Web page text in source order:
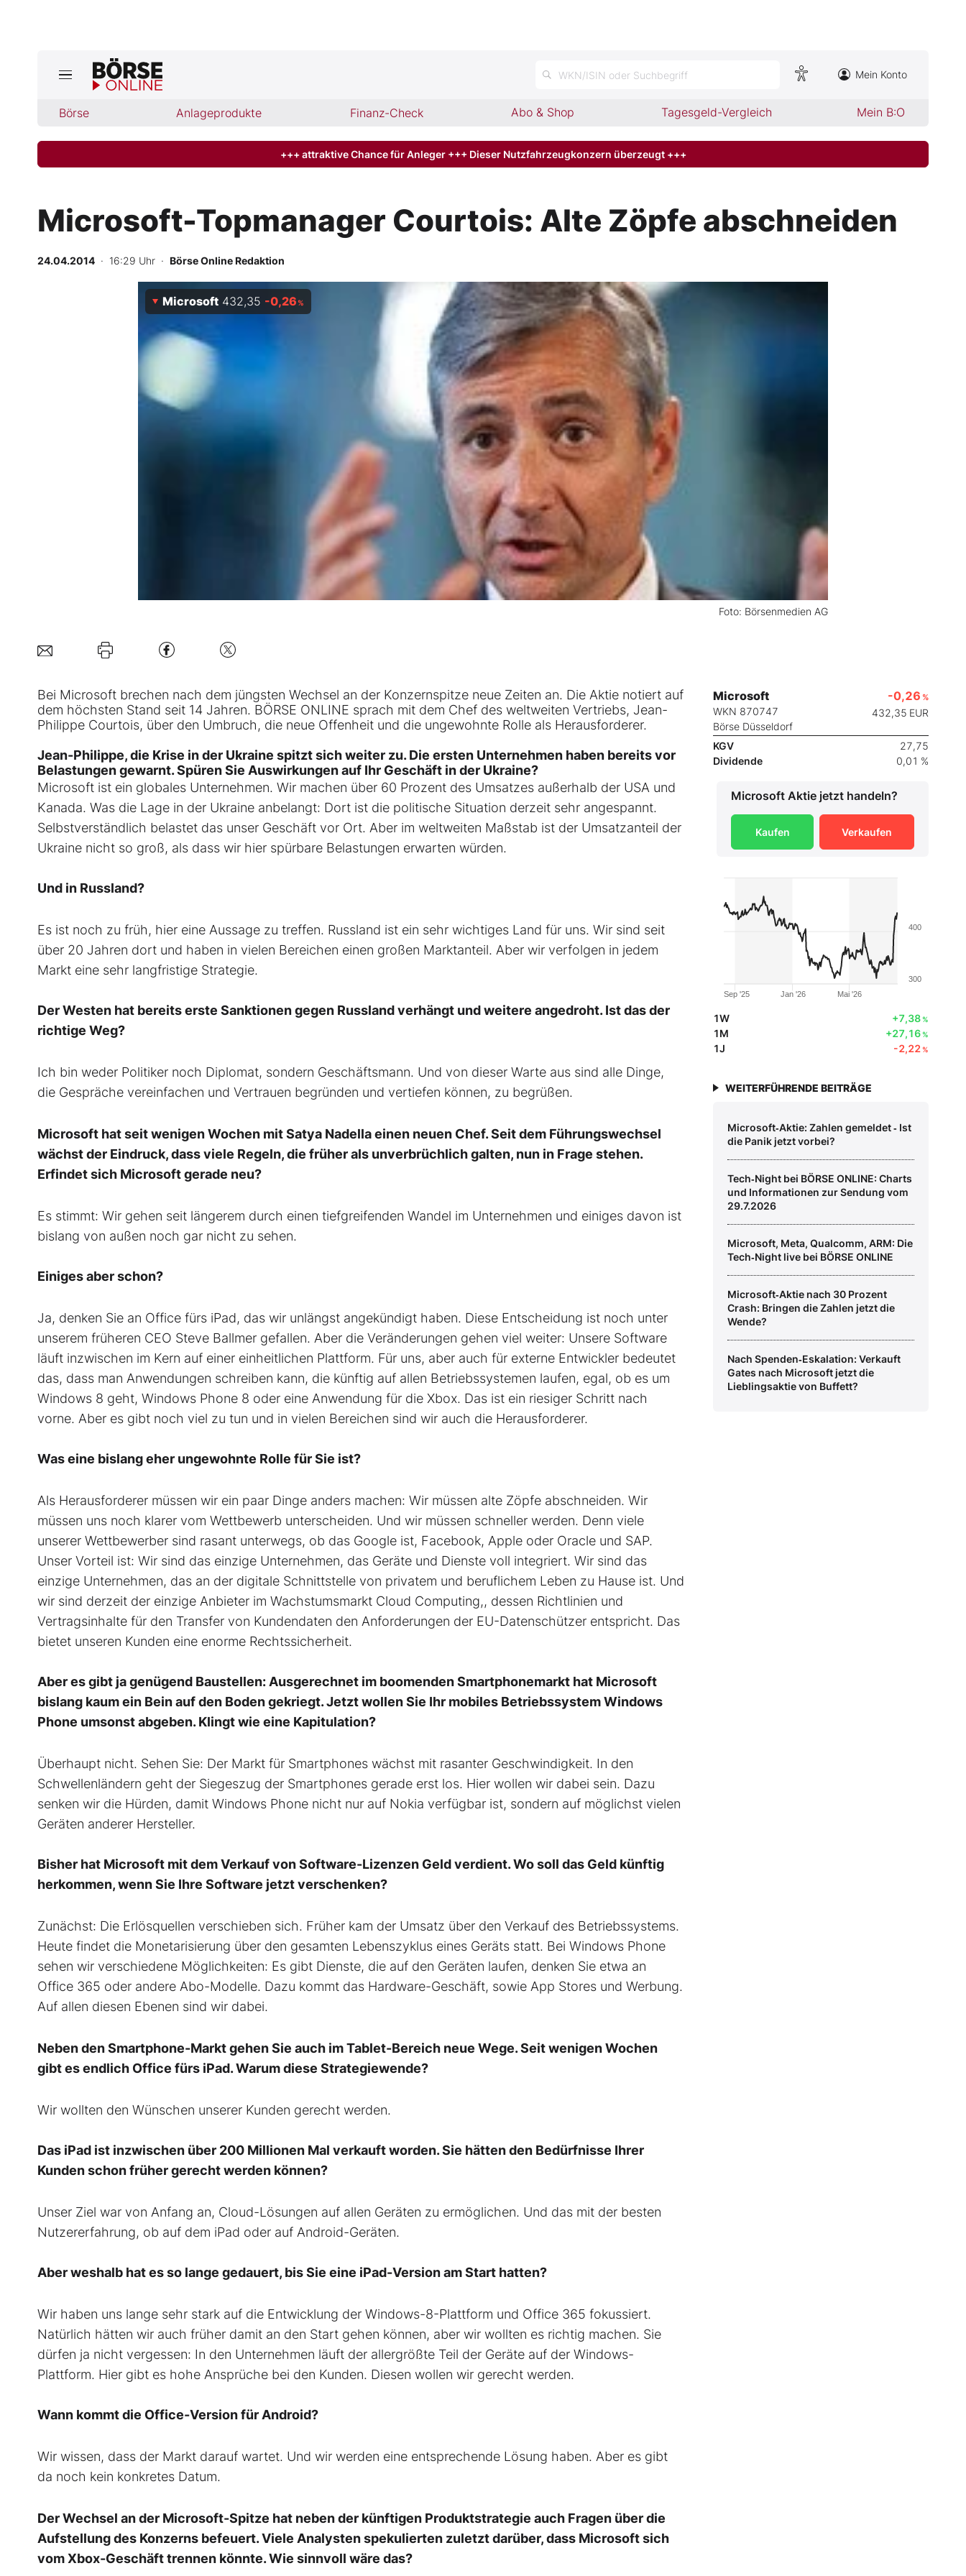
WKN/ISIN oder Suchbegriff Mein Konto
Börse Anlageprodukte Finanz-Check Abo & Shop Tagesgeld-Vergleich Mein B:O
Jetzt aktuelle Ausgabe BÖRSE ONLINE lesen
Finanz-Check
Abo & Shop
BO-Musterdepots
Experten
Mein B:O
+++ attraktive Chance für Anleger +++ Dieser Nutzfahrzeugkonzern überzeugt +++
Microsoft-Topmanager Courtois: Alte Zöpfe abschneiden
24.04.2014 · 16:29 Uhr · Börse Online Redaktion
Foto: Börsenmedien AG
Microsoft 432,35 -0,26%
Bei Microsoft brechen nach dem jüngsten Wechsel an der Konzernspitze neue Zeiten an. Die Aktie notiert auf
dem höchsten Stand seit 14 Jahren. BÖRSE ONLINE sprach mit dem Chef des weltweiten Vertriebs, Jean-
Philippe Courtois, über den Umbruch, die neue Offenheit und die ungewohnte Rolle als Herausforderer.
Jean-Philippe, die Krise in der Ukraine spitzt sich weiter zu. Die ersten Unternehmen haben bereits vor
Belastungen gewarnt. Spüren Sie Auswirkungen auf Ihr Geschäft in der Ukraine?
Microsoft ist ein globales Unternehmen. Wir machen über 60 Prozent des Umsatzes außerhalb der USA und
Kanada. Was die Lage in der Ukraine anbelangt: Dort ist die politische Situation derzeit sehr angespannt.
Selbstverständlich belastet das unser Geschäft vor Ort. Aber im weltweiten Maßstab ist der Umsatzanteil der
Ukraine nicht so groß, als dass wir hier spürbare Belastungen erwarten würden.
Und in Russland?
Es ist noch zu früh, hier eine Aussage zu treffen. Russland ist ein sehr wichtiges Land für uns. Wir sind seit
über 20 Jahren dort und haben in vielen Bereichen einen großen Marktanteil. Aber wir verfolgen in jedem
Markt eine sehr langfristige Strategie.
Der Westen hat bereits erste Sanktionen gegen Russland verhängt und weitere angedroht. Ist das der
richtige Weg?
Ich bin weder Politiker noch Diplomat, sondern Geschäftsmann. Und von dieser Warte aus sind alle Dinge,
die Gespräche vereinfachen und Vertrauen begründen und vertiefen können, zu begrüßen.
Microsoft hat seit wenigen Wochen mit Satya Nadella einen neuen Chef. Seit dem Führungswechsel
wächst der Eindruck, dass viele Regeln, die früher als unverbrüchlich galten, nun in Frage stehen.
Erfindet sich Microsoft gerade neu?
Es stimmt: Wir gehen seit längerem durch einen tiefgreifenden Wandel im Unternehmen und einiges davon ist
bislang von außen noch gar nicht zu sehen.
Einiges aber schon?
Ja, denken Sie an Office fürs iPad, das wir unlängst angekündigt haben. Diese Entscheidung ist noch unter
unserem früheren CEO Steve Ballmer gefallen. Aber die Veränderungen gehen viel weiter: Unsere Software
läuft inzwischen im Kern auf einer einheitlichen Plattform. Für uns, aber auch für externe Entwickler bedeutet
das, dass man Anwendungen schreiben kann, die künftig auf allen Betriebssystemen laufen, egal, ob es um
Windows 8 geht, Windows Phone 8 oder eine Anwendung für die Xbox. Das ist ein riesiger Schritt nach
vorne. Aber es gibt noch viel zu tun und in vielen Bereichen sind wir auch die Herausforderer.
Was eine bislang eher ungewohnte Rolle für Sie ist?
Als Herausforderer müssen wir ein paar Dinge anders machen: Wir müssen alte Zöpfe abschneiden. Wir
müssen uns noch klarer vom Wettbewerb unterscheiden. Und wir müssen schneller werden. Denn viele
unserer Wettbewerber sind rasant unterwegs, ob das Google ist, Facebook, Apple oder Oracle und SAP.
Unser Vorteil ist: Wir sind das einzige Unternehmen, das Geräte und Dienste voll integriert. Wir sind das
einzige Unternehmen, das an der digitale Schnittstelle von privatem und beruflichem Leben zu Hause ist. Und
wir sind derzeit der einzige Anbieter im Wachstumsmarkt Cloud Computing,, dessen Richtlinien und
Vertragsinhalte für den Transfer von Kundendaten den Anforderungen der EU-Datenschützer entspricht. Das
bietet unseren Kunden eine enorme Rechtssicherheit.
Aber es gibt ja genügend Baustellen: Ausgerechnet im boomenden Smartphonemarkt hat Microsoft
bislang kaum ein Bein auf den Boden gekriegt. Jetzt wollen Sie Ihr mobiles Betriebssystem Windows
Phone umsonst abgeben. Klingt wie eine Kapitulation?
Überhaupt nicht. Sehen Sie: Der Markt für Smartphones wächst mit rasanter Geschwindigkeit. In den
Schwellenländern geht der Siegeszug der Smartphones gerade erst los. Hier wollen wir dabei sein. Dazu
senken wir die Hürden, damit Windows Phone nicht nur auf Nokia verfügbar ist, sondern auf möglichst vielen
Geräten anderer Hersteller.
Bisher hat Microsoft mit dem Verkauf von Software-Lizenzen Geld verdient. Wo soll das Geld künftig
herkommen, wenn Sie Ihre Software jetzt verschenken?
Zunächst: Die Erlösquellen verschieben sich. Früher kam der Umsatz über den Verkauf des Betriebssystems.
Heute findet die Monetarisierung über den gesamten Lebenszyklus eines Geräts statt. Bei Windows Phone
sehen wir verschiedene Möglichkeiten: Es gibt Dienste, die auf den Geräten laufen, denken Sie etwa an
Office 365 oder andere Abo-Modelle. Dazu kommt das Hardware-Geschäft, sowie App Stores und Werbung.
Auf allen diesen Ebenen sind wir dabei.
Neben den Smartphone-Markt gehen Sie auch im Tablet-Bereich neue Wege. Seit wenigen Wochen
gibt es endlich Office fürs iPad. Warum diese Strategiewende?
Wir wollten den Wünschen unserer Kunden gerecht werden.
Das iPad ist inzwischen über 200 Millionen Mal verkauft worden. Sie hätten den Bedürfnisse Ihrer
Kunden schon früher gerecht werden können?
Unser Ziel war von Anfang an, Cloud-Lösungen auf allen Geräten zu ermöglichen. Und das mit der besten
Nutzererfahrung, ob auf dem iPad oder auf Android-Geräten.
Aber weshalb hat es so lange gedauert, bis Sie eine iPad-Version am Start hatten?
Wir haben uns lange sehr stark auf die Entwicklung der Windows-8-Plattform und Office 365 fokussiert.
Natürlich hätten wir auch früher damit an den Start gehen können, aber wir wollten es richtig machen. Sie
dürfen ja nicht vergessen: In den Unternehmen läuft der allergrößte Teil der Geräte auf der Windows-
Plattform. Hier gibt es hohe Ansprüche bei den Kunden. Diesen wollen wir gerecht werden.
Wann kommt die Office-Version für Android?
Wir wissen, dass der Markt darauf wartet. Und wir werden eine entsprechende Lösung haben. Aber es gibt
da noch kein konkretes Datum.
Der Wechsel an der Microsoft-Spitze hat neben der künftigen Produktstrategie auch Fragen über die
Aufstellung des Konzerns befeuert. Viele Analysten spekulierten zuletzt darüber, dass Microsoft sich
vom Xbox-Geschäft trennen könnte. Wie sinnvoll wäre das?
Microsoft
WKN 870747
Börse Düsseldorf
-0,26 %
432,35 EUR
KGV
27,75
Dividende
0,01 %
Microsoft Aktie jetzt handeln?
Kaufen Verkaufen
Jan '26
Sep '25 Mai '26
300
400
1W +7,38%
1M +27,16%
1J -2,22%
WEITERFÜHRENDE BEITRÄGE
Microsoft‑Aktie: Zahlen gemeldet ‑ Ist
die Panik jetzt vorbei?
Tech‑Night bei BÖRSE ONLINE: Charts
und Informationen zur Sendung vom
29.7.2026
Microsoft, Meta, Qualcomm, ARM: Die
Tech‑Night live bei BÖRSE ONLINE
Microsoft‑Aktie nach 30 Prozent
Crash: Bringen die Zahlen jetzt die
Wende?
Nach Spenden‑Eskalation: Verkauft
Gates nach Microsoft jetzt die
Lieblingsaktie von Buffett?